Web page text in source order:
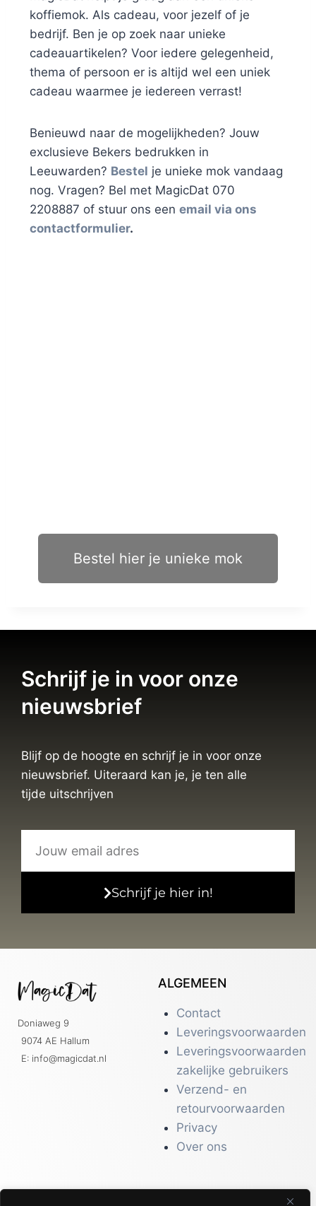
koffiemok. Als cadeau, voor jezelf of je
bedrijf. Ben je op zoek naar unieke
cadeauartikelen? Voor iedere gelegenheid,
thema of persoon er is altijd wel een uniek
cadeau waarmee je iedereen verrast!
Benieuwd naar de mogelijkheden? Jouw
exclusieve Bekers bedrukken in
Leeuwarden? Bestel je unieke mok vandaag
nog. Vragen? Bel met MagicDat 070
2208887 of stuur ons een email via ons
contactformulier.
Bestel hier je unieke mok
Schrijf je in voor onze
nieuwsbrief
Blijf op de hoogte en schrijf je in voor onze
nieuwsbrief. Uiteraard kan je, je ten alle
tijde uitschrijven
Schrijf je hier in!
Doniaweg 9
9074 AE Hallum
E: info@magicdat.nl
ALGEMEEN
Contact
Leveringsvoorwaarden
Leveringsvoorwaarden
zakelijke gebruikers
Verzend- en
retourvoorwaarden
Privacy
Over ons